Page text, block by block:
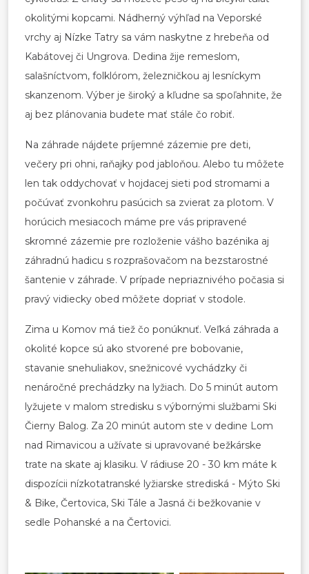
okolitými kopcami. Nádherný výhľad na Veporské
vrchy aj Nízke Tatry sa vám naskytne z hrebeňa od
Kabátovej či Ungrova. Dedina žije remeslom,
salašníctvom, folklórom, železničkou aj lesníckym
skanzenom. Výber je široký a kľudne sa spoľahnite, že
aj bez plánovania budete mať stále čo robiť.
Na záhrade nájdete príjemné zázemie pre deti,
večery pri ohni, raňajky pod jabloňou. Alebo tu môžete
len tak oddychovať v hojdacej sieti pod stromami a
počúvať zvonkohru pasúcich sa zvierat za plotom. V
horúcich mesiacoch máme pre vás pripravené
skromné zázemie pre rozloženie vášho bazénika aj
záhradnú hadicu s rozprašovačom na bezstarostné
šantenie v záhrade. V prípade nepriaznivého počasia si
pravý vidiecky obed môžete dopriať v stodole.
Zima u Komov má tiež čo ponúknuť. Veľká záhrada a
okolité kopce sú ako stvorené pre bobovanie,
stavanie snehuliakov, snežnicové vychádzky či
nenáročné prechádzky na lyžiach. Do 5 minút autom
lyžujete v malom stredisku s výbornými službami Ski
Čierny Balog. Za 20 minút autom ste v dedine Lom
nad Rimavicou a užívate si upravované bežkárske
trate na skate aj klasiku. V rádiuse 20 - 30 km máte k
dispozícii nízkotatranské lyžiarske strediská - Mýto Ski
& Bike, Čertovica, Ski Tále a Jasná či bežkovanie v
sedle Pohanské a na Čertovici.